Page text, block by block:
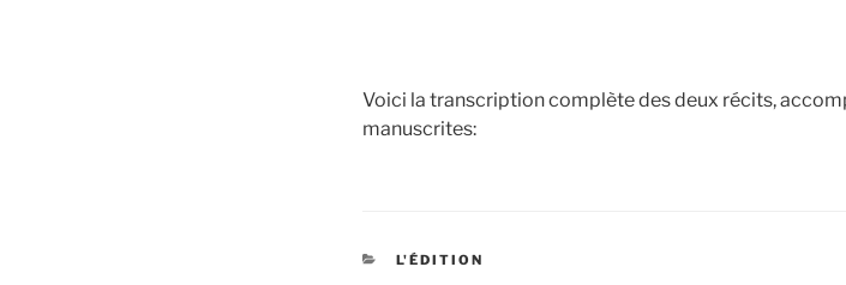
Voici la transcription complète des deux récits,
manuscrites:
CATÉGORIES
L'ÉDITION